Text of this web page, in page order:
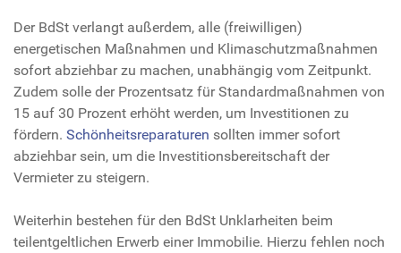
Der BdSt verlangt außerdem, alle (freiwilligen)
energetischen Maßnahmen und Klimaschutzmaßnahmen
sofort abziehbar zu machen, unabhängig vom Zeitpunkt.
Zudem solle der Prozentsatz für Standardmaßnahmen von
15 auf 30 Prozent erhöht werden, um Investitionen zu
fördern. Schönheitsreparaturen sollten immer sofort
abziehbar sein, um die Investitionsbereitschaft der
Vermieter zu steigern.
Weiterhin bestehen für den BdSt Unklarheiten beim
teilentgeltlichen Erwerb einer Immobilie. Hierzu fehlen noch